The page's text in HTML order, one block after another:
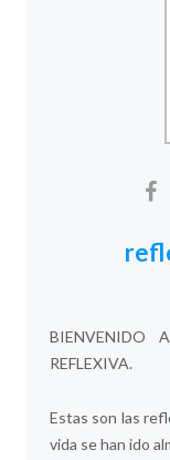
BIENVENIDO
REFLEXIVA.
Estas son las
vida se han ido